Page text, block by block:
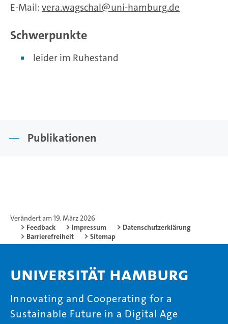
E-Mail: vera.wagschal uni-hamburg.de
Schwerpunkte
leider im Ruhestand
Publikationen
Verändert am 19. März 2026
Feedback
Impressum
Datenschutzerklärung
Barrierefreiheit
Sitemap
Universität Hamburg
Innovating and Cooperating for a
Sustainable Future in a Digital Age